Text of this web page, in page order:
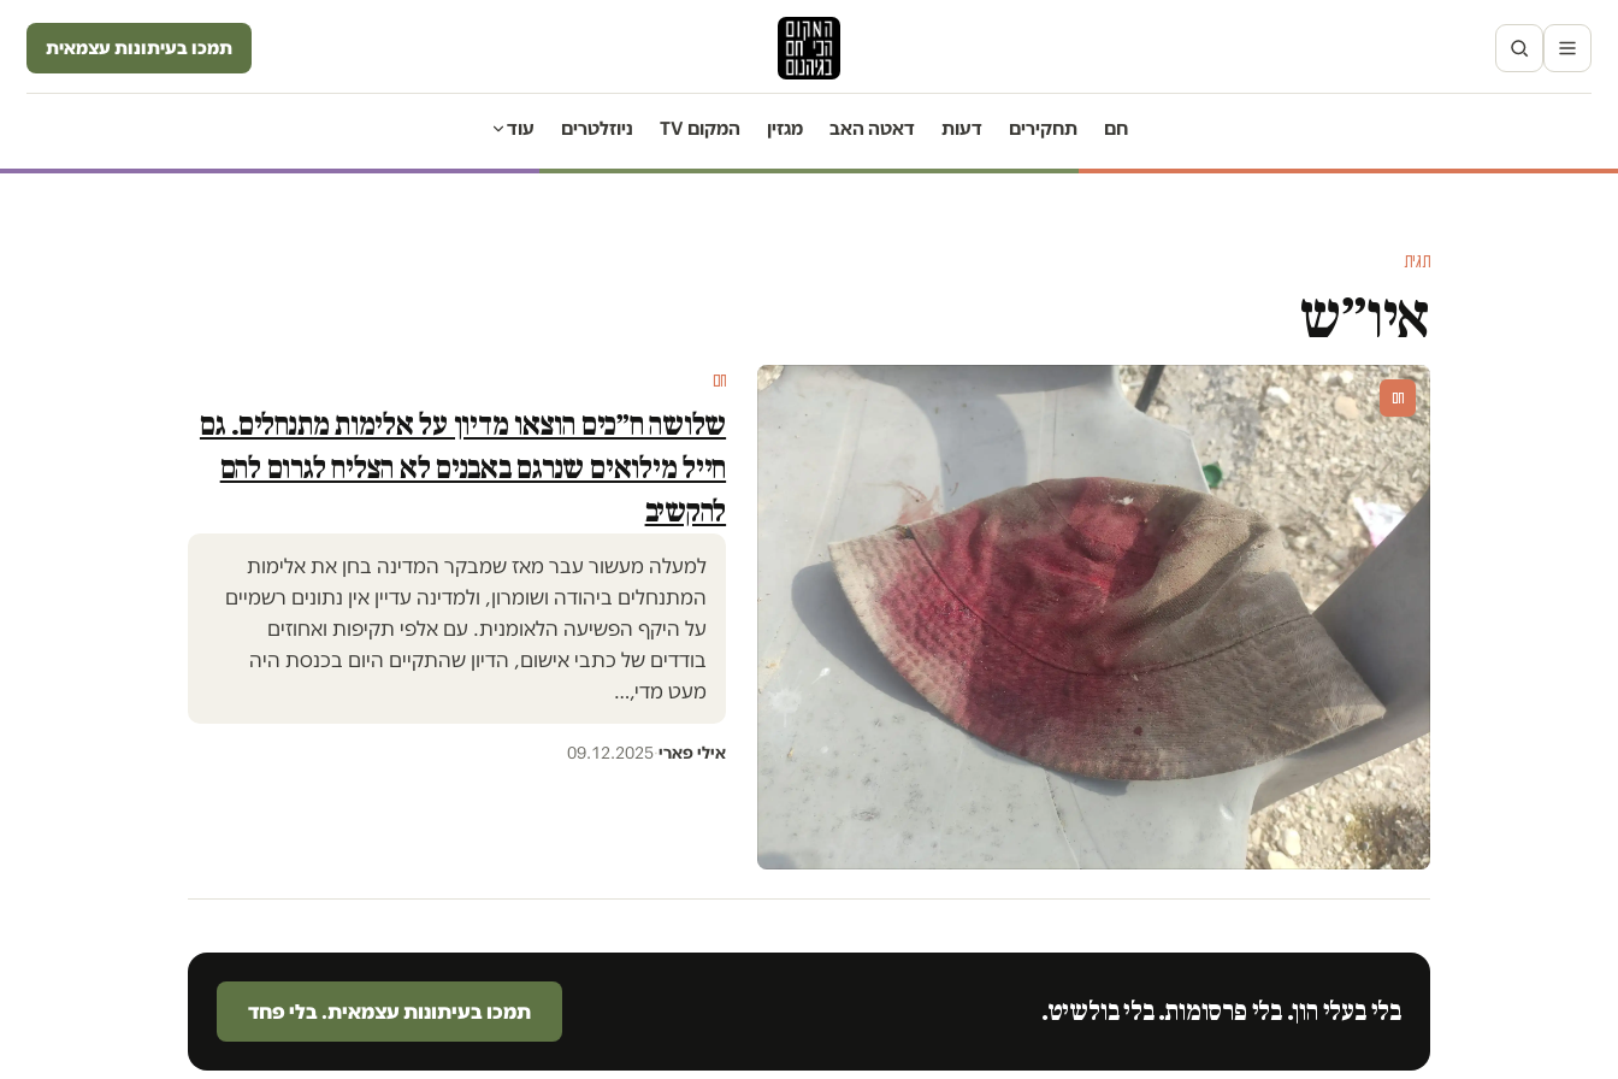
תמכו בעיתונות עצמאית
חם תחקירים דעות דאטה האב מגזין המקום TV ניוזלטרים עוד
תגית
איו״ש
חם
חם
שלושה ח״כים הוצאו מדיון על אלימות מתנחלים. גם
חייל מילואים שנרגם באבנים לא הצליח לגרום להם
להקשיב
למעלה מעשור עבר מאז שמבקר המדינה בחן את אלימות
המתנחלים ביהודה ושומרון, ולמדינה עדיין אין נתונים רשמיים
על היקף הפשיעה הלאומנית. עם אלפי תקיפות ואחוזים
בודדים של כתבי אישום, הדיון שהתקיים היום בכנסת היה
מעט מדי,…
אילי פארי·
09.12.2025
בלי בעלי הון. בלי פרסומות. בלי בולשיט. תמכו בעיתונות עצמאית. בלי פחד